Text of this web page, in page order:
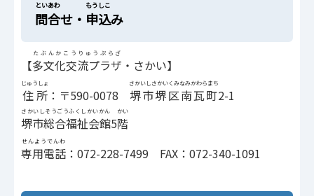
問合
といあわ
せ・ 申込
もうしこ
み
【多文化交流プラザ
たぶんかこうりゅうぷらざ
・さかい】
住所
じゅうしょ
：〒590-0078 堺市堺区南瓦町
さかいしさかいくみなみかわらまち
2-1
堺市総合福祉会館
さかいしそうごうふくしかいかん
5階
かい
専用電話
せんようでんわ
：072-228-7499 FAX：072-340-1091